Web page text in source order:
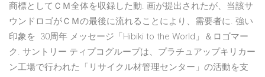
商標としてＣＭ全体を収録した動. 画が提出されたが、当該サ
ウンドロゴがＣＭの最後に流れることにより、需要者に. 強い
印象を 30周年 メッセージ「Hibiki to the World」＆ロゴマー
ク. サントリー ティプコグループは、プラチュアップキリカー
ン工場で行われた「リサイクル材管理センター」の活動を支